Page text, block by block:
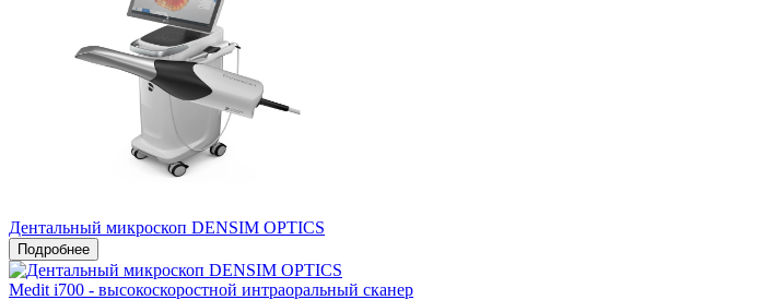
Дентальный микроскоп DENSIM OPTICS
Подробнее
Medit i700 - высокоскоростной интраоральный сканер